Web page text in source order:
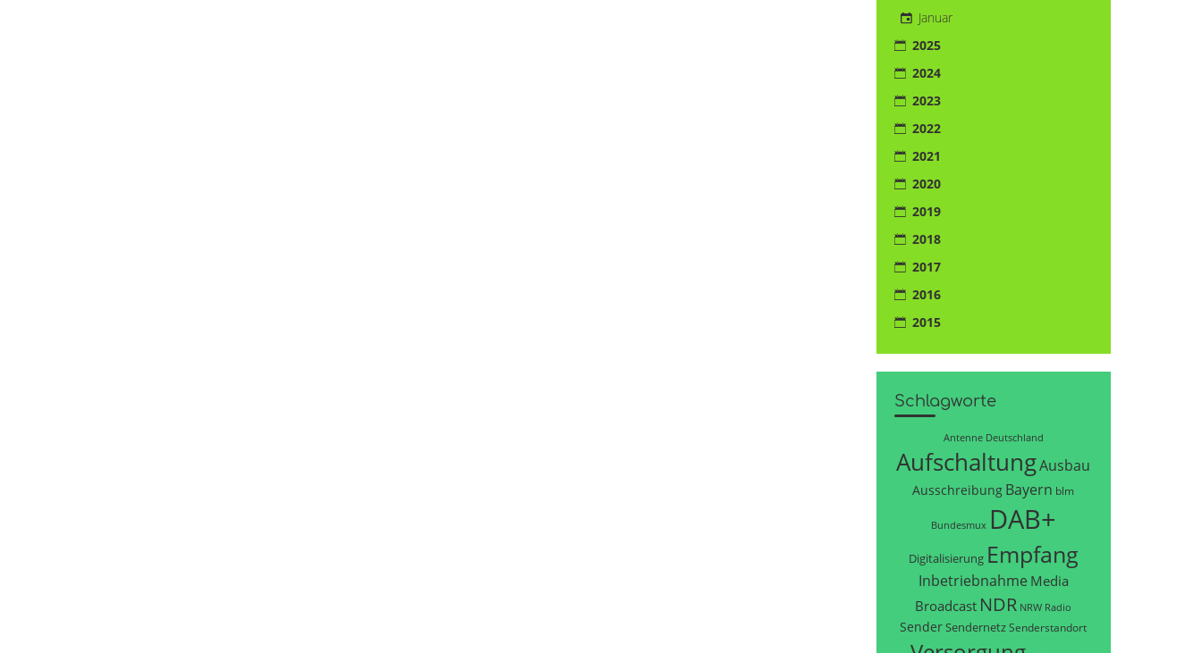
Januar
2025
2024
2023
2022
2021
2020
2019
2018
2017
2016
2015
Schlagworte
Antenne Deutschland
AufschaltungAusbau
Ausschreibung Bayern blm
Bundesmux DAB+
Digitalisierung Empfang
Inbetriebnahme Media
Broadcast NDR NRW Radio
SenderSendernetzSenderstandort